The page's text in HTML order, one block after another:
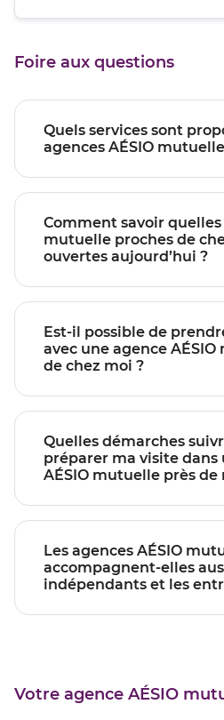
du
de
Foire aux questions
Quels services sont
agences AÉSIO
Comment savoir quelles
mutuelle proches de
ouvertes aujourd’hui ?
Est-il possible de
avec une agence AÉSIO mutuelle près
de chez moi ?
Quelles démarches
préparer ma visite dans
AÉSIO mutuelle près de
Les agences AÉSIO mutuelle de DIJON
accompagnent-elles
indépendants et les
Votre agence AÉSIO